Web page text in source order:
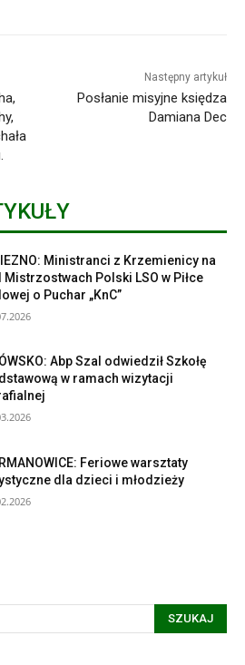
Następny artykuł
Posłanie misyjne księdza
Damiana Dec
Ministranci z Krzemienicy na
Mistrzostwach Polski LSO w Piłce
o Puchar „KnC”
Abp Szal odwiedził Szkołę
w ramach wizytacji
Feriowe warsztaty
dla dzieci i młodzieży
SZUKAJ